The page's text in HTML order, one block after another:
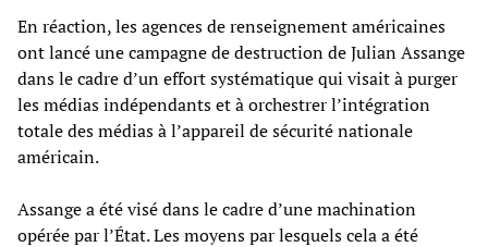
En réaction, les agences de renseignement américaines
ont lancé une campagne de destruction de Julian Assange
dans le cadre d’un effort systématique qui visait à purger
les médias indépendants et à orchestrer l’intégration
totale des médias à l’appareil de sécurité nationale
américain.
Assange a été visé dans le cadre d’une machination
opérée par l’État. Les moyens par lesquels cela a été